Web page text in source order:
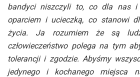
bandyci niszczyli to, co dla nas i
oparciem i ucieczką, co stanowi
życia. Ja rozumiem że są
człowieczeństwo polega na tym
tolerancji i zgodzie. Abyśmy
jedynego i kochanego miejsca